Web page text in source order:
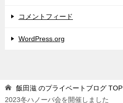
コメントフィード
WordPress.org
飯田滋 のプライベートブログ TOP
2023冬ハノーバ会を開催しました